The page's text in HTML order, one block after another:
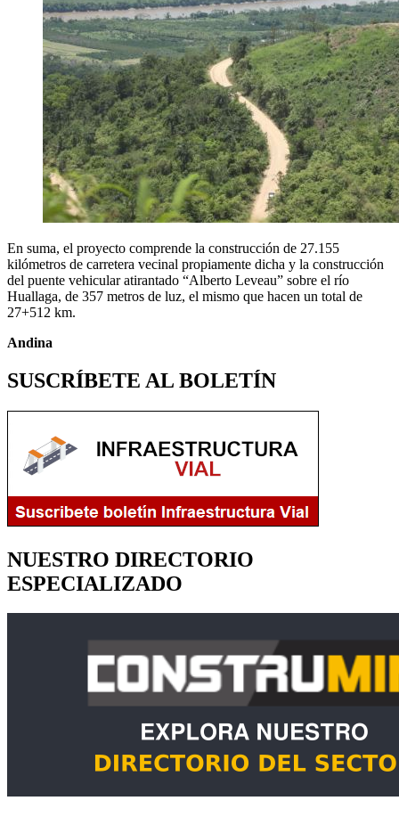
En suma, el proyecto comprende la construcción de 27.155
kilómetros de carretera vecinal propiamente dicha y la construcción
del puente vehicular atirantado “Alberto Leveau” sobre el río
Huallaga, de 357 metros de luz, el mismo que hacen un total de
27+512 km.
Andina
SUSCRÍBETE AL BOLETÍN
NUESTRO DIRECTORIO
ESPECIALIZADO